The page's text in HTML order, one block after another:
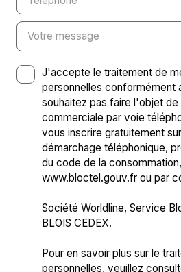
Votre message
J'accepte le traitement de
personnelles conformément
souhaitez pas faire l'objet
commerciale par voie
vous inscrire gratuitement
démarchage téléphonique,
du code de la
www.bloctel.gouv.fr ou par
Société Worldline, Service
BLOIS CEDEX.
Pour en savoir plus sur le
personnelles, veuillez